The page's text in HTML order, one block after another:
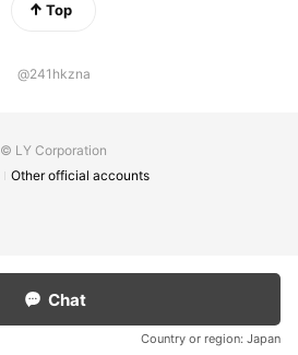
Top
@241hkzna
© LY Corporation
Other official accounts
Chat
Country or region: Japan